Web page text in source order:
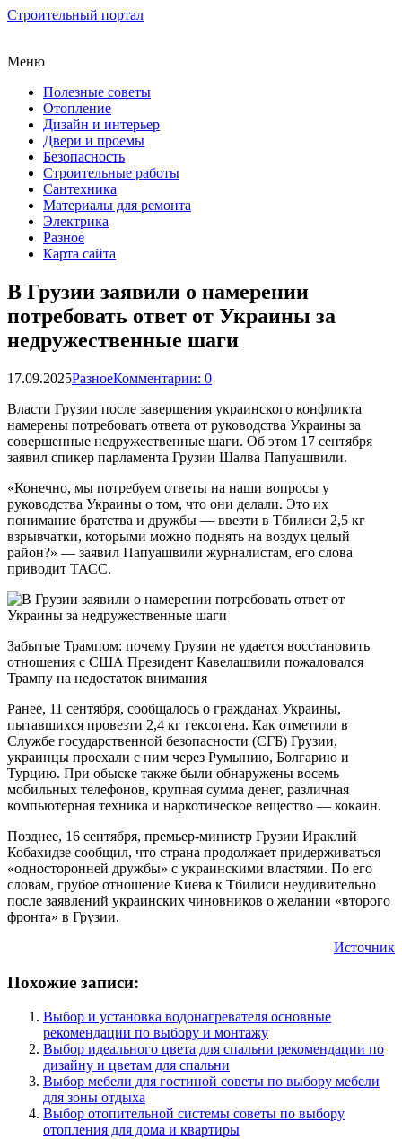
Строительный портал
Меню
Полезные советы
Отопление
Дизайн и интерьер
Двери и проемы
Безопасность
Строительные работы
Сантехника
Материалы для ремонта
Электрика
Разное
Карта сайта
В Грузии заявили о намерении
потребовать ответ от Украины за
недружественные шаги
17.09.2025РазноеКомментарии: 0
Власти Грузии после завершения украинского конфликта
намерены потребовать ответа от руководства Украины за
совершенные недружественные шаги. Об этом 17 сентября
заявил спикер парламента Грузии Шалва Папуашвили.
«Конечно, мы потребуем ответы на наши вопросы у
руководства Украины о том, что они делали. Это их
понимание братства и дружбы — ввезти в Тбилиси 2,5 кг
взрывчатки, которыми можно поднять на воздух целый
район?» — заявил Папуашвили журналистам, его слова
приводит ТАСС.
Забытые Трампом: почему Грузии не удается восстановить
отношения с США Президент Кавелашвили пожаловался
Трампу на недостаток внимания
Ранее, 11 сентября, сообщалось о гражданах Украины,
пытавшихся провезти 2,4 кг гексогена. Как отметили в
Службе государственной безопасности (СГБ) Грузии,
украинцы проехали с ним через Румынию, Болгарию и
Турцию. При обыске также были обнаружены восемь
мобильных телефонов, крупная сумма денег, различная
компьютерная техника и наркотическое вещество — кокаин.
Позднее, 16 сентября, премьер-министр Грузии Ираклий
Кобахидзе сообщил, что страна продолжает придерживаться
«односторонней дружбы» с украинскими властями. По его
словам, грубое отношение Киева к Тбилиси неудивительно
после заявлений украинских чиновников о желании «второго
фронта» в Грузии.
Источник
Похожие записи:
Выбор и установка водонагревателя основные
рекомендации по выбору и монтажу
Выбор идеального цвета для спальни рекомендации по
дизайну и цветам для спальни
Выбор мебели для гостиной советы по выбору мебели
для зоны отдыха
Выбор отопительной системы советы по выбору
отопления для дома и квартиры